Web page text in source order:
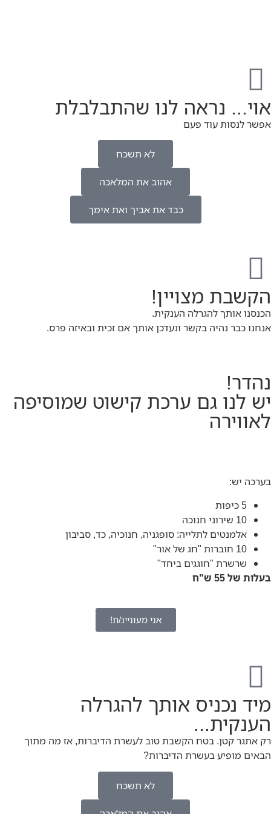
אוי... נראה לנו שהתבלבלת
אפשר לנסות עוד פעם
לא תשכח
אהוב את המלאכה
כבד את אביך ואת אימך
הקשבת מצויין!
הכנסנו אותך להגרלה הענקית.
אנחנו כבר נהיה בקשר ונעדכן אותך אם זכית ובאיזה פרס.
נהדר!
יש לנו גם ערכת קישוט שמוסיפה
לאווירה
בערכה יש:
5 כיפות
10 שירוני חנוכה
אלמנטים לתלייה: סופגניה, חנוכיה, כד, סביבון
10 חוברות "חג של אור"
שרשרת "חוגגים ביחד"
בעלות של 55 ש"ח
אני מעוניינ/ת!
מיד נכניס אותך להגרלה
הענקית...
רק אתגר קטן. בטח הקשבת טוב לעשרת הדיברות, אז מה מתוך
הבאים מופיע בעשרת הדיברות?
לא תשכח